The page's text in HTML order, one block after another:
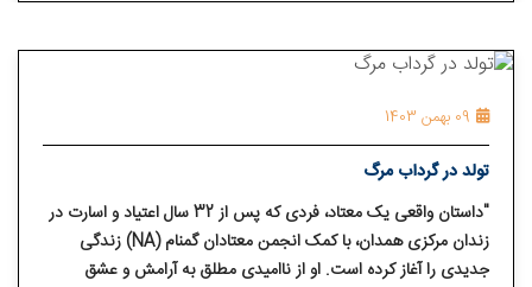
09 بهمن 1403
تولد در گرداب مرگ
"داستان واقعی یک معتاد، فردی که پس از 32 سال اعتیاد و اسارت در
زندان مرکزی همدان، با کمک انجمن معتادان گمنام (NA) زندگی
جدیدی را آغاز کرده است. او از ناامیدی مطلق به آرامش و عشق